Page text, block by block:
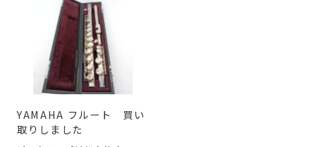
YAMAHA フルート 買い
取りしました